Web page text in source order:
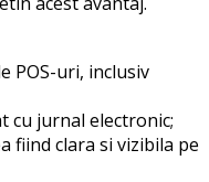
POS-uri, inclusiv
cu jurnal electronic;
fiind clara si vizibila pe